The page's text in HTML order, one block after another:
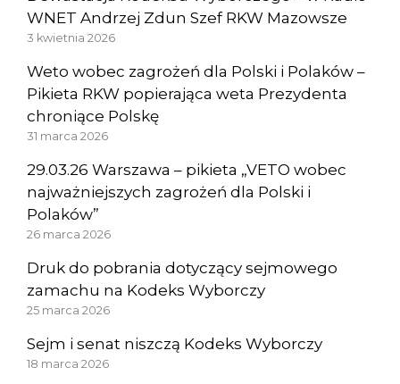
WNET Andrzej Zdun Szef RKW Mazowsze
3 kwietnia 2026
Weto wobec zagrożeń dla Polski i Polaków –
Pikieta RKW popierająca weta Prezydenta
chroniące Polskę
31 marca 2026
29.03.26 Warszawa – pikieta „VETO wobec
najważniejszych zagrożeń dla Polski i
Polaków”
26 marca 2026
Druk do pobrania dotyczący sejmowego
zamachu na Kodeks Wyborczy
25 marca 2026
Sejm i senat niszczą Kodeks Wyborczy
18 marca 2026